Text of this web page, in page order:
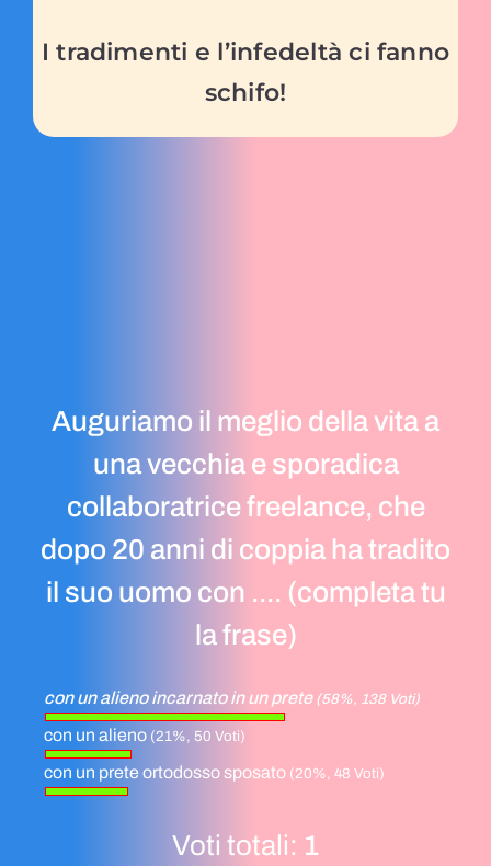
I tradimenti e l’infedeltà ci fanno
schifo!
Auguriamo il meglio della vita a
una vecchia e sporadica
collaboratrice freelance, che
dopo 20 anni di coppia ha tradito
il suo uomo con .... (completa tu
la frase)
con un alieno incarnato in un prete (58%, 138 Voti)
con un alieno (21%, 50 Voti)
con un prete ortodosso sposato (20%, 48 Voti)
Voti totali: 1